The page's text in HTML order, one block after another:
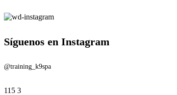
Síguenos en Instagram
@training_k9spa
115 3